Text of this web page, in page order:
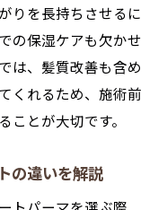
りを長持ちさせるに
の保湿ケアも欠かせ
は、髪質改善も含め
くれるため、施術前
ことが大切です。
の違いを解説